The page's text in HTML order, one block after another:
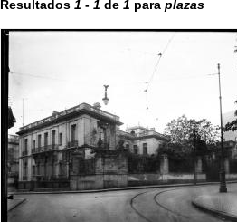
Resultados 1 - 1 de 1 para plazas